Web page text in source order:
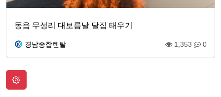
동읍 무성리 대보름날 달집 태우기
경남종합렌탈 1,353 0